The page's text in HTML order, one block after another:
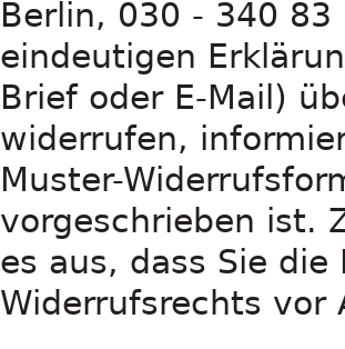
Berlin, 030 - 340
eindeutigen
Brief oder E-Mail)
widerrufen,
Muster-
vorgeschrieben ist.
es aus, dass Sie
Widerrufsrechts vor